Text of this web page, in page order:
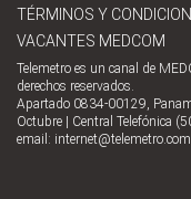
TÉRMINOS Y
VACANTES MEDCOM
Telemetro es un canal de
derechos reservados.
Apartado 0834-00129,
Octubre | Central Telefónica
email: internet@telemetro.com